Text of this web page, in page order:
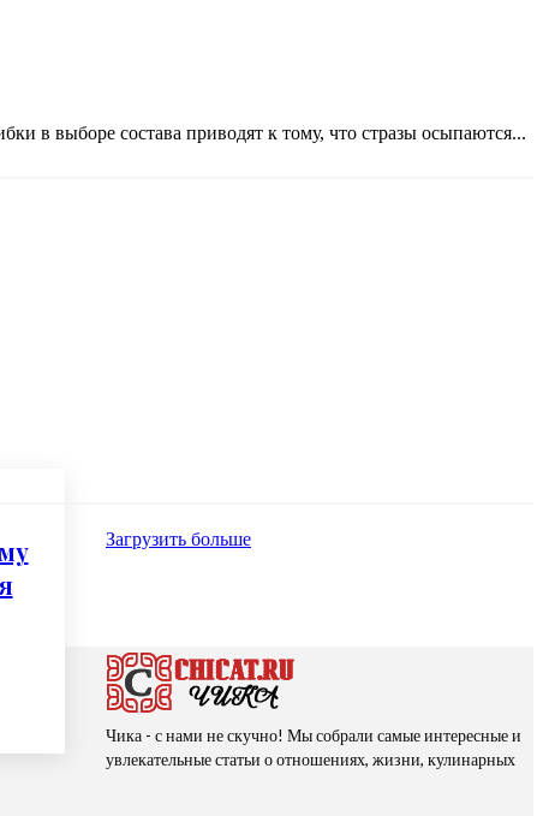
в выборе состава приводят к тому, что стразы осыпаются...
Загрузить больше
Чика - с нами не скучно! Мы собрали самые интересные и
увлекательные статьи о отношениях, жизни, кулинарных